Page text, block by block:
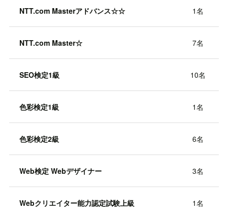
NTT.com Masterアドバンス☆☆ 1名
NTT.com Master☆ 7名
SEO検定1級 10名
色彩検定1級 1名
色彩検定2級 6名
Web検定 Webデザイナー 3名
Webクリエイター能力認定試験上級 1名